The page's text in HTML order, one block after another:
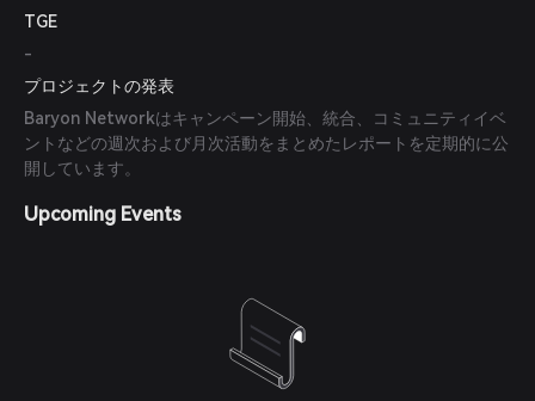
TGE
-
プロジェクトの発表
Baryon Networkはキャンペーン開始、統合、コミュニティイベ
ントなどの週次および月次活動をまとめたレポートを定期的に公
開しています。
Upcoming Events